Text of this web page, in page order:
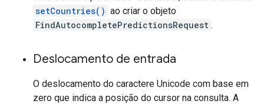
setCountries() ao criar o objeto
FindAutocompletePredictionsRequest .
Deslocamento de entrada
O deslocamento do caractere Unicode com base em
zero que indica a posição do cursor na consulta. A